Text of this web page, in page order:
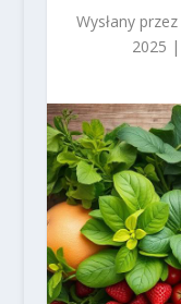
Wysłany przez
2025 |